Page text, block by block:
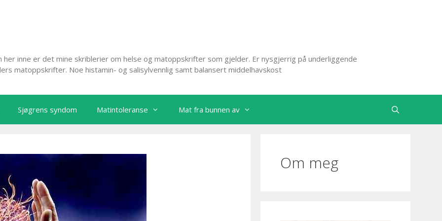
inne er det mine skriblerier om helse og matoppskrifter som gjelder. Er nysgjerrig på underliggende
matoppskrifter. Noe histamin- og salisylvennlig samt balansert middelhavskost
Sjøgrens syndom Matintoleranse Mat fra bunnen av
Om meg